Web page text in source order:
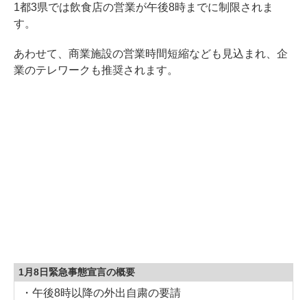
1都3県では飲食店の営業が午後8時までに制限されま
す。
あわせて、商業施設の営業時間短縮なども見込まれ、企
業のテレワークも推奨されます。
1月8日緊急事態宣言の概要
・午後8時以降の外出自粛の要請